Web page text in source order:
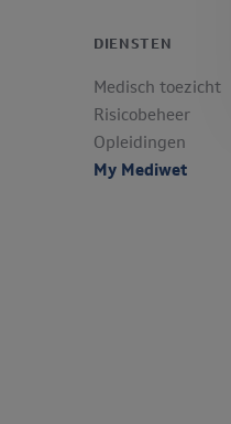
DIENSTEN
Medisch toezicht
Risicobeheer
Opleidingen
My Mediwet